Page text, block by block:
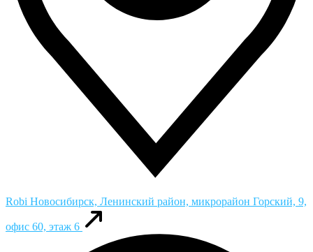
Robi Новосибирск, Ленинский район, микрорайон Горский, 9,
офис 60, этаж 6